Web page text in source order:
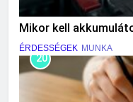
Mikor kell
ÉRDESSÉGEK MUNKA
20